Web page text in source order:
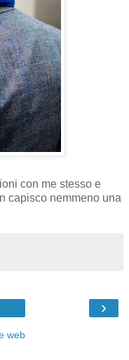
con me stesso e
capisco nemmeno una
›
web